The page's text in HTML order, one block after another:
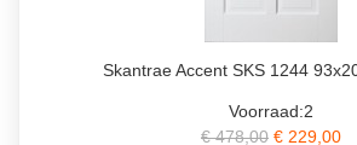
Skantrae Accent SKS 1244
Voorraad:2
€ 478,00 € 229,00